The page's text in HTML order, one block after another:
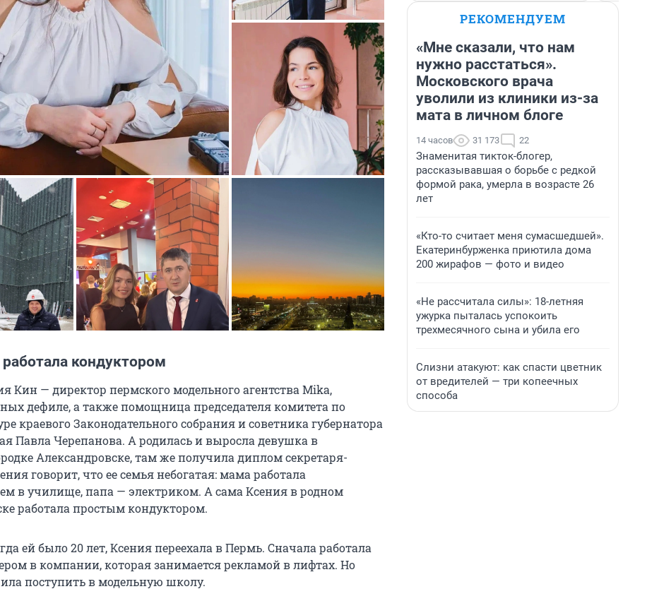
кондуктором
Кин — директор пермского модельного агентства Mika,
дефиле, а также помощница председателя комитета по
краевого Законодательного собрания и советника губернатора
Павла Черепанова. А родилась и выросла девушка в
Александровске, там же получила диплом секретаря-
говорит, что ее семья небогатая: мама работала
в училище, папа — электриком. А сама Ксения в родном
работала простым кондуктором.
ей было 20 лет, Ксения переехала в Пермь. Сначала работала
в компании, которая занимается рекламой в лифтах. Но
поступить в модельную школу.
РЕКОМЕНДУЕМ
«Мне сказали, что нам
нужно расстаться».
Московского врача
уволили из клиники из-за
мата в личном блоге
14 часов 31 173 22
Знаменитая тикток-блогер,
рассказывавшая о борьбе с редкой
формой рака, умерла в возрасте 26
лет
«Кто-то считает меня сумасшедшей».
Екатеринбурженка приютила дома
200 жирафов — фото и видео
«Не рассчитала силы»: 18-летняя
ужурка пыталась успокоить
трехмесячного сына и убила его
Слизни атакуют: как спасти цветник
от вредителей — три копеечных
способа